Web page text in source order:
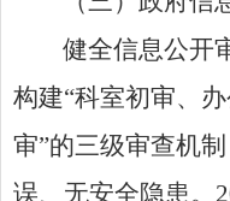
健全信息公开
构建“科室初审、
审”的三级审查机
误、无安全隐患。